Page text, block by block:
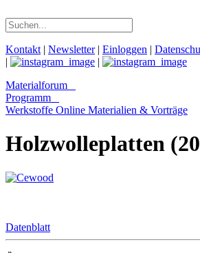
Kontakt | Newsletter| Einloggen |
|
|
Materialforum
Programm
Werkstoffe Online Materialien & Vorträge
Holzwolleplatten
Datenblatt